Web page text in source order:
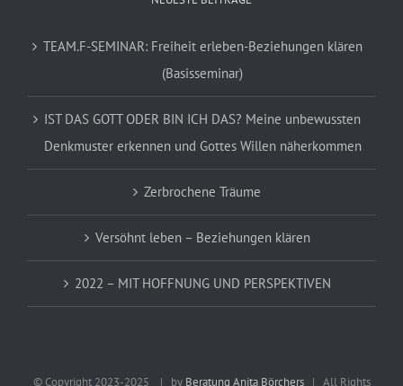
TEAM.F-SEMINAR: Freiheit erleben-Beziehungen klären
(Basisseminar)
IST DAS GOTT ODER BIN ICH DAS? Meine unbewussten
Denkmuster erkennen und Gottes Willen näherkommen
Zerbrochene Träume
Versöhnt leben – Beziehungen klären
2022 – MIT HOFFNUNG UND PERSPEKTIVEN
© Copyright 2023-2025 | by Beratung Anita Börchers| All Rights